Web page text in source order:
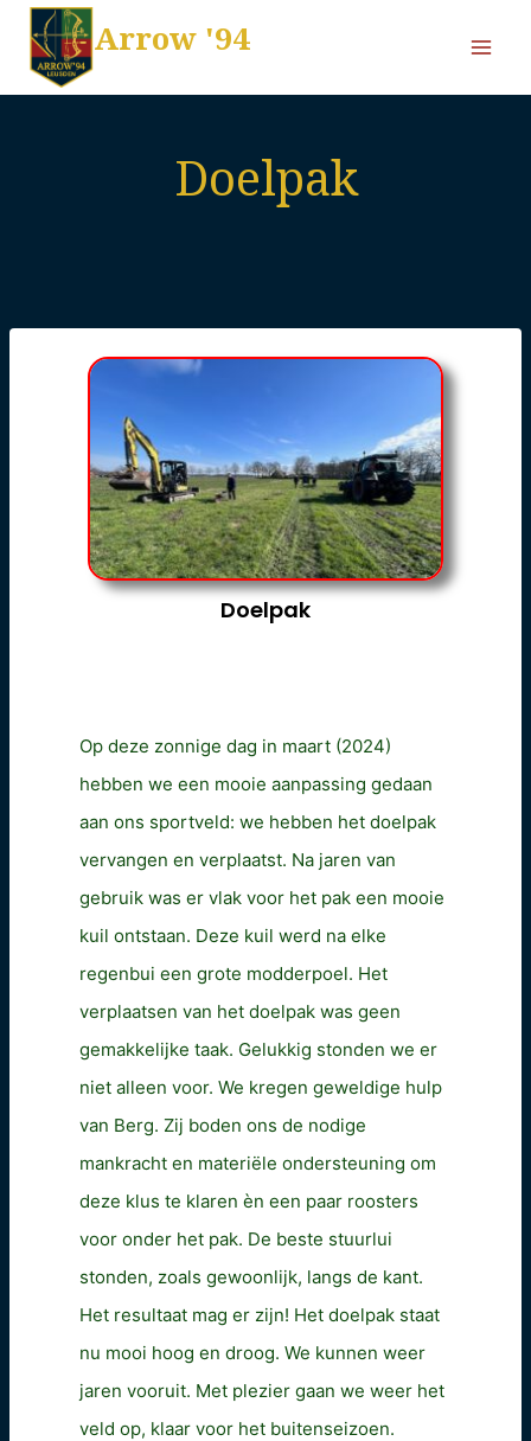
Arrow '94
Doelpak
Doelpak
Op deze zonnige dag in maart (2024)
hebben we een mooie aanpassing gedaan
aan ons sportveld: we hebben het doelpak
vervangen en verplaatst. Na jaren van
gebruik was er vlak voor het pak een mooie
kuil ontstaan. Deze kuil werd na elke
regenbui een grote modderpoel. Het
verplaatsen van het doelpak was geen
gemakkelijke taak. Gelukkig stonden we er
niet alleen voor. We kregen geweldige hulp
van Berg. Zij boden ons de nodige
mankracht en materiële ondersteuning om
deze klus te klaren èn een paar roosters
voor onder het pak. De beste stuurlui
stonden, zoals gewoonlijk, langs de kant.
Het resultaat mag er zijn! Het doelpak staat
nu mooi hoog en droog. We kunnen weer
jaren vooruit. Met plezier gaan we weer het
veld op, klaar voor het buitenseizoen.